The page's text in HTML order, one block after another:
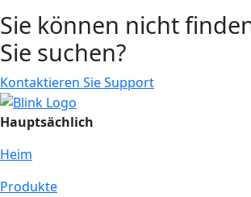
Sie können nicht
Sie suchen?
Kontaktieren Sie Support
Hauptsächlich
Heim
Produkte